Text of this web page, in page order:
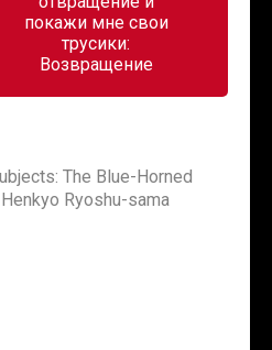
покажи мне свои
трусики:
Возвращение
The Blue-Horned
Ryoshu-sama